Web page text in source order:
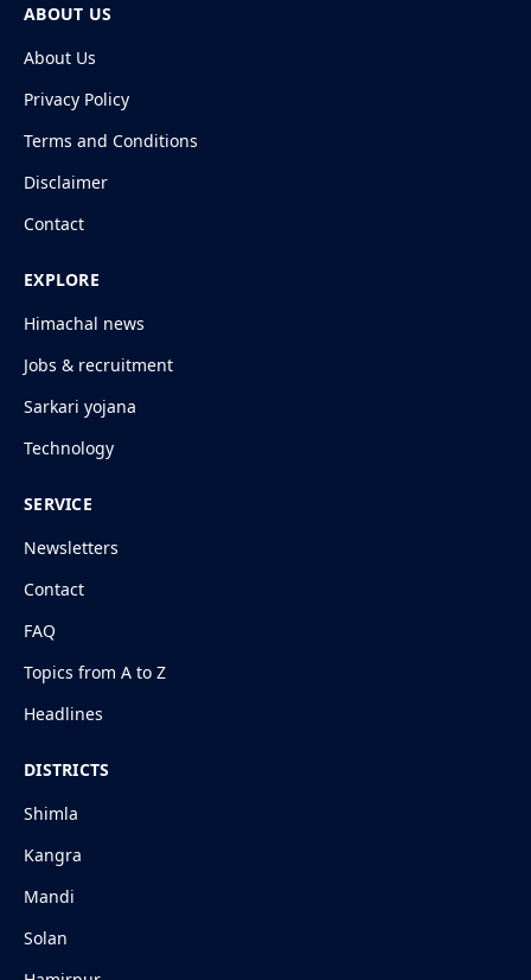
ABOUT US
About Us
Privacy Policy
Terms and Conditions
Disclaimer
Contact
EXPLORE
Himachal news
Jobs & recruitment
Sarkari yojana
Technology
SERVICE
Newsletters
Contact
FAQ
Topics from A to Z
Headlines
DISTRICTS
Shimla
Kangra
Mandi
Solan